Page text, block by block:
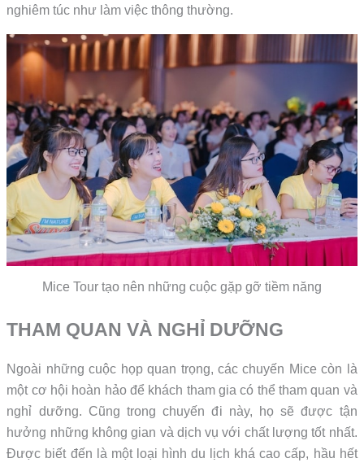
nghiêm túc như làm việc thông thường.
Mice Tour tạo nên những cuộc gặp gỡ tiềm năng
THAM QUAN VÀ NGHỈ DƯỠNG
Ngoài những cuộc họp quan trọng, các chuyến Mice còn là
một cơ hội hoàn hảo để khách tham gia có thể tham quan và
nghỉ dưỡng. Cũng trong chuyến đi này, họ sẽ được tận
hưởng những không gian và dịch vụ với chất lượng tốt nhất.
Được biết đến là một loại hình du lịch khá cao cấp, hầu hết